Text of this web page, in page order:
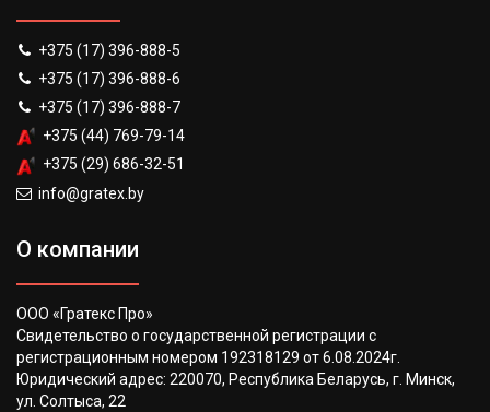
+375 (17) 396-888-5
+375 (17) 396-888-6
+375 (17) 396-888-7
+375 (44) 769-79-14
+375 (29) 686-32-51
info@gratex.by
О компании
ООО «Гратекс Про»
Свидетельство о государственной регистрации с
регистрационным номером 192318129 от 6.08.2024г.
Юридический адрес: 220070, Республика Беларусь, г. Минск,
ул. Солтыса, 22